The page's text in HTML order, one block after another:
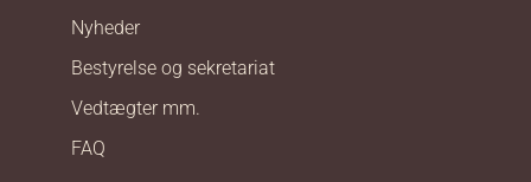
Nyheder
Bestyrelse og sekretariat
Vedtægter mm.
FAQ